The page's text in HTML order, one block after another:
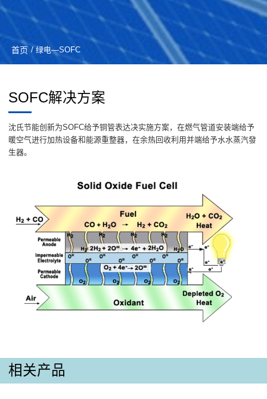
首页 / 绿电—SOFC
SOFC解决方案
沈氏节能创新为SOFC给予铜管表达决实施方案，在燃气管道安装端给予
暖空气进行加热设备和能源重整器，在余热回收利用并端给予水水蒸汽發
生器。
相关产品